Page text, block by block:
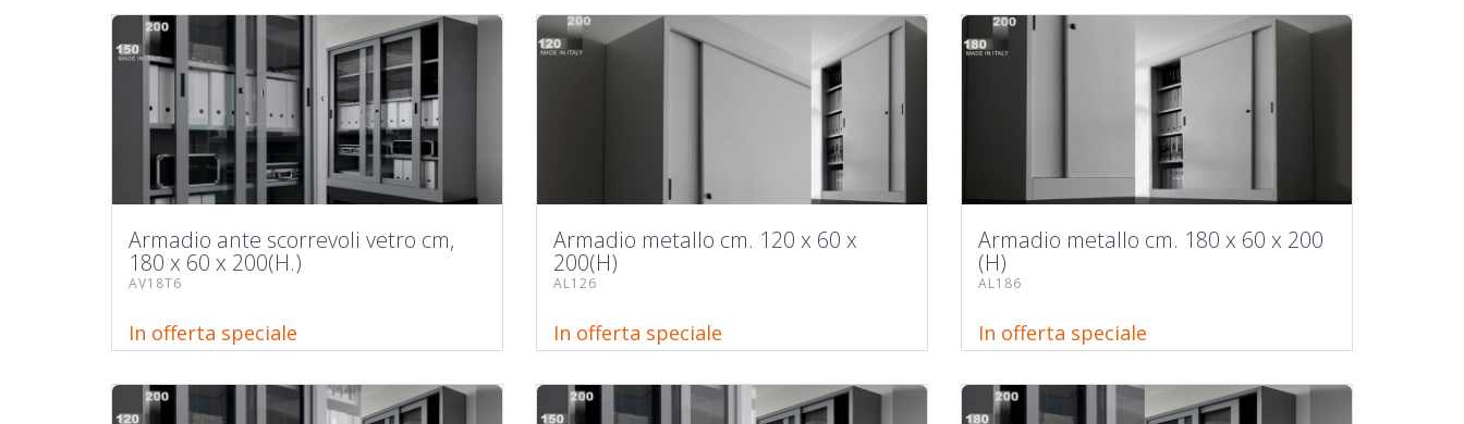
Armadio ante scorrevoli vetro cm,
180 x 60 x 200(H.)
AV18T6
In offerta speciale
Armadio metallo cm. 120 x 60 x
200(H)
AL126
In offerta speciale
Armadio metallo cm. 180 x 60 x 200
(H)
AL186
In offerta speciale